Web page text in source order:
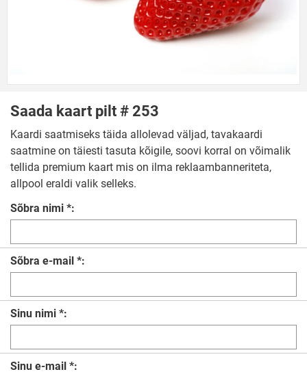
Saada kaart pilt # 253
Kaardi saatmiseks täida allolevad väljad, tavakaardi
saatmine on täiesti tasuta kõigile, soovi korral on võimalik
tellida premium kaart mis on ilma reklaambanneriteta,
allpool eraldi valik selleks.
Sõbra nimi *:
Sõbra e-mail *:
Sinu nimi *:
Sinu e-mail *: